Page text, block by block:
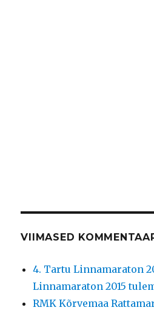
VIIMASED
4. Tartu Linnamaraton
Linnamaraton 2015
RMK Kõrvemaa